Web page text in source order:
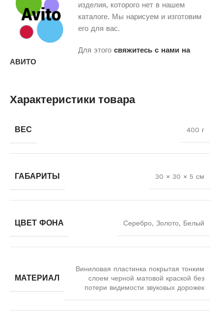
изделия, которого нет в нашем
каталоге. Мы нарисуем и изготовим
его для вас.
Для этого свяжитесь с нами на
АВИТО
Характеристики товара
ВЕС 400 г
ГАБАРИТЫ 30 × 30 × 5 см
ЦВЕТ ФОНА Серебро, Золото, Белый
МАТЕРИАЛ
Виниловая пластинка покрытая тонким
слоем черной матовой краской без
потери видимости звуковых дорожек